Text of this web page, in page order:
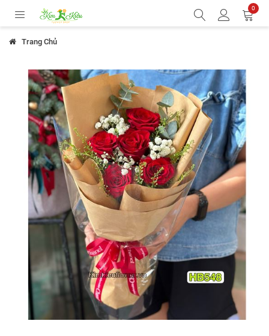
0
Trang Chủ